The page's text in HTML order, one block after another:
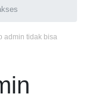
admin tidak bisa